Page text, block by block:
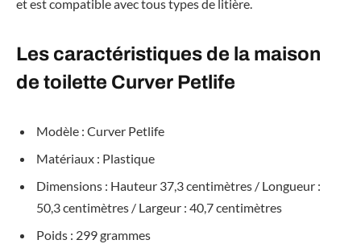
et est compatible avec tous types de litière.
Les caractéristiques de la maison
de toilette Curver Petlife
Modèle : Curver Petlife
Matériaux : Plastique
Dimensions : Hauteur 37,3 centimètres / Longueur :
50,3 centimètres / Largeur : 40,7 centimètres
Poids : 299 grammes